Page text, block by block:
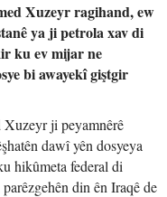
Xuzeyr ragihand, ew
ya ji petrola xav di
ku ev mijar ne
bi awayekî giştgir
Xuzeyr ji peyamnêrê
dawî yên dosyeya
hikûmeta federal di
din ên Iraqê de